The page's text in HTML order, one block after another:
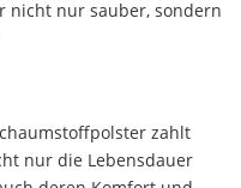
nicht nur sauber, sondern
zahlt
nur die Lebensdauer